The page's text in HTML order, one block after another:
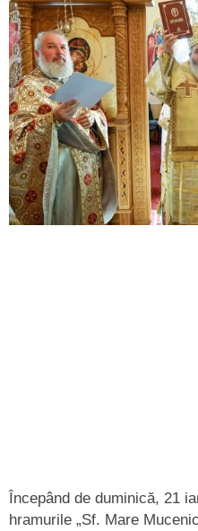
Începând de duminică, 21
hramurile „Sf. Mare